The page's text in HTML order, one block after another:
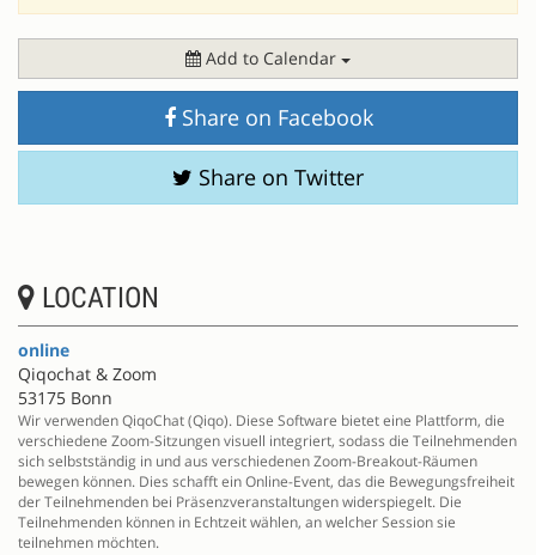
Add to Calendar
Share on Facebook
Share on Twitter
LOCATION
online
Qiqochat & Zoom
53175 Bonn
Wir verwenden QiqoChat (Qiqo). Diese Software bietet eine Plattform, die
verschiedene Zoom-Sitzungen visuell integriert, sodass die Teilnehmenden
sich selbstständig in und aus verschiedenen Zoom-Breakout-Räumen
bewegen können. Dies schafft ein Online-Event, das die Bewegungsfreiheit
der Teilnehmenden bei Präsenzveranstaltungen widerspiegelt. Die
Teilnehmenden können in Echtzeit wählen, an welcher Session sie
teilnehmen möchten.